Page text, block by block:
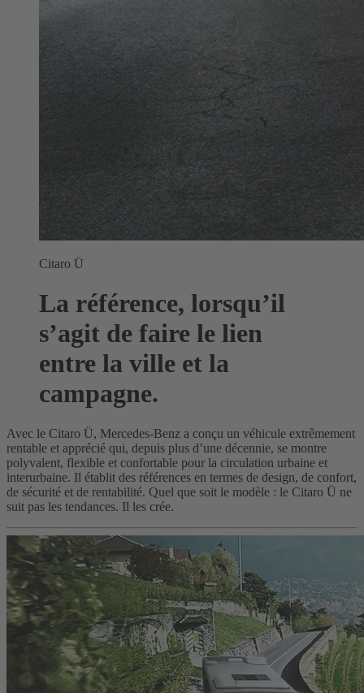
Citaro Ü
La référence, lorsqu’il
s’agit de faire le lien
entre la ville et la
campagne.
Avec le Citaro Ü, Mercedes-Benz a conçu un véhicule extrêmement
rentable et apprécié qui, depuis plus d’une décennie, se montre
polyvalent, flexible et confortable pour la circulation urbaine et
interurbaine. Il établit des références en termes de design, de confort,
de sécurité et de rentabilité. Quel que soit le modèle : le Citaro Ü ne
suit pas les tendances. Il les crée.